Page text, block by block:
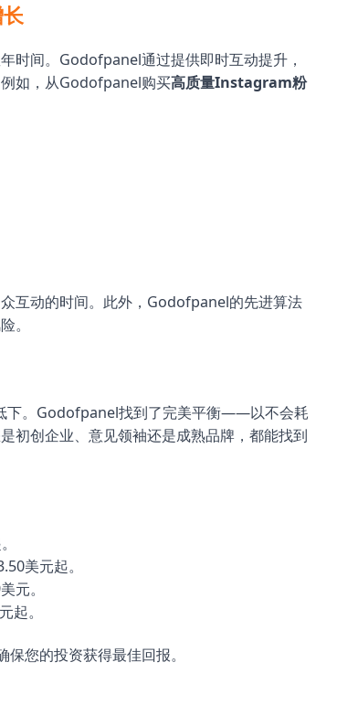
时间。Godofpanel通过提供即时互动提升，
如，从Godofpanel购买高质量Instagram粉
互动的时间。此外，Godofpanel的先进算法
。
下。Godofpanel找到了完美平衡——以不会耗
初创企业、意见领袖还是成熟品牌，都能找到
美元起。
元。
起。
您的投资获得最佳回报。